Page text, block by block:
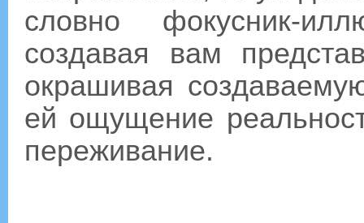
словно фокусник-
создавая вам
окрашивая
ей ощущение
переживание.